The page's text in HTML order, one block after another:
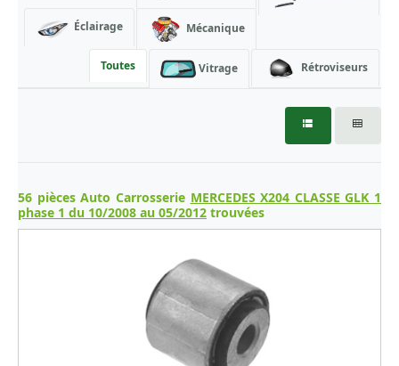
DODGE
HYUNDAI
Mécanique
Éclairage
Rétroviseurs
Vitrage
Toutes
56 pièces Auto Carrosserie MERCEDES X204 CLASSE GLK 1
phase 1 du 10/2008 au 05/2012 trouvées